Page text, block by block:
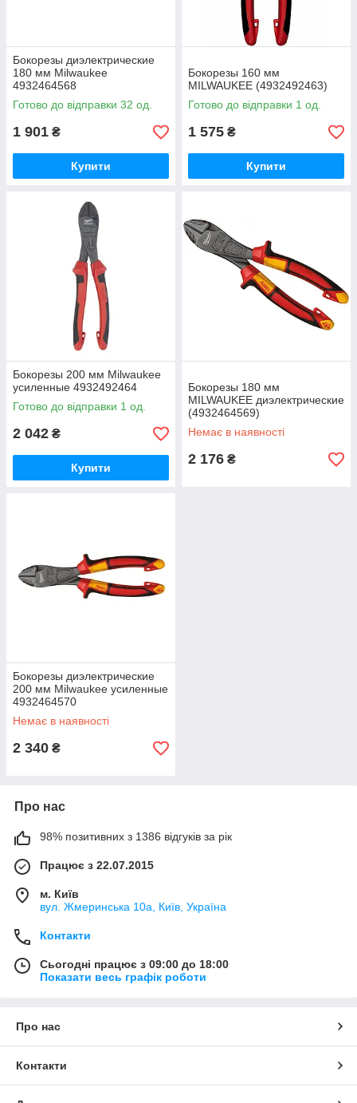
Бокорезы диэлектрические
180 мм Milwaukee
4932464568
Готово до відправки 32 од.
1 901 ₴
Купити
Бокорезы 160 мм
MILWAUKEE (4932492463)
Готово до відправки 1 од.
1 575 ₴
Купити
Бокорезы 200 мм Milwaukee
усиленные 4932492464
Готово до відправки 1 од.
2 042 ₴
Купити
Бокорезы 180 мм
MILWAUKEE диэлектрические
(4932464569)
Немає в наявності
2 176 ₴
Бокорезы диэлектрические
200 мм Milwaukee усиленные
4932464570
Немає в наявності
2 340 ₴
Про нас
98% позитивних з 1386 відгуків за рік
Працює з 22.07.2015
м. Київ
вул. Жмеринська 10а, Київ, Україна
Контакти
Сьогодні працює з 09:00 до 18:00
Показати весь графік роботи
Про нас
Контакти